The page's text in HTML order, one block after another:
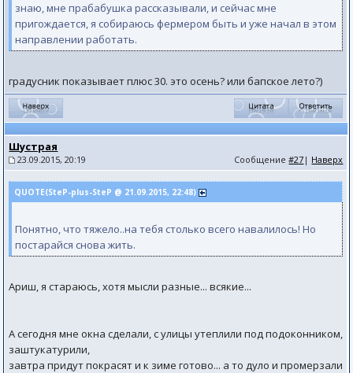
знаю, мне прабабушка рассказывали, и сейчас мне
пригождается, я собираюсь фермером быть и уже начал в этом
направлении работать.
градусник показывает плюс 30. это осень? или бапское лето?)
Шустрая
23.09.2015, 20:19 Сообщение#27 | Наверх
QUOTE(SteP-plus-SteP @ 21.09.2015, 22:48)
Понятно, что тяжело..на тебя столько всего навалилось! Но
постарайся снова жить.
Ариш, я стараюсь, хотя мысли разные... всякие...
А сегодня мне окна сделали, с улицы утеплили под подоконником,
заштукатурили,
завтра придут покрасят и к зиме готово... а то дуло и промерзали